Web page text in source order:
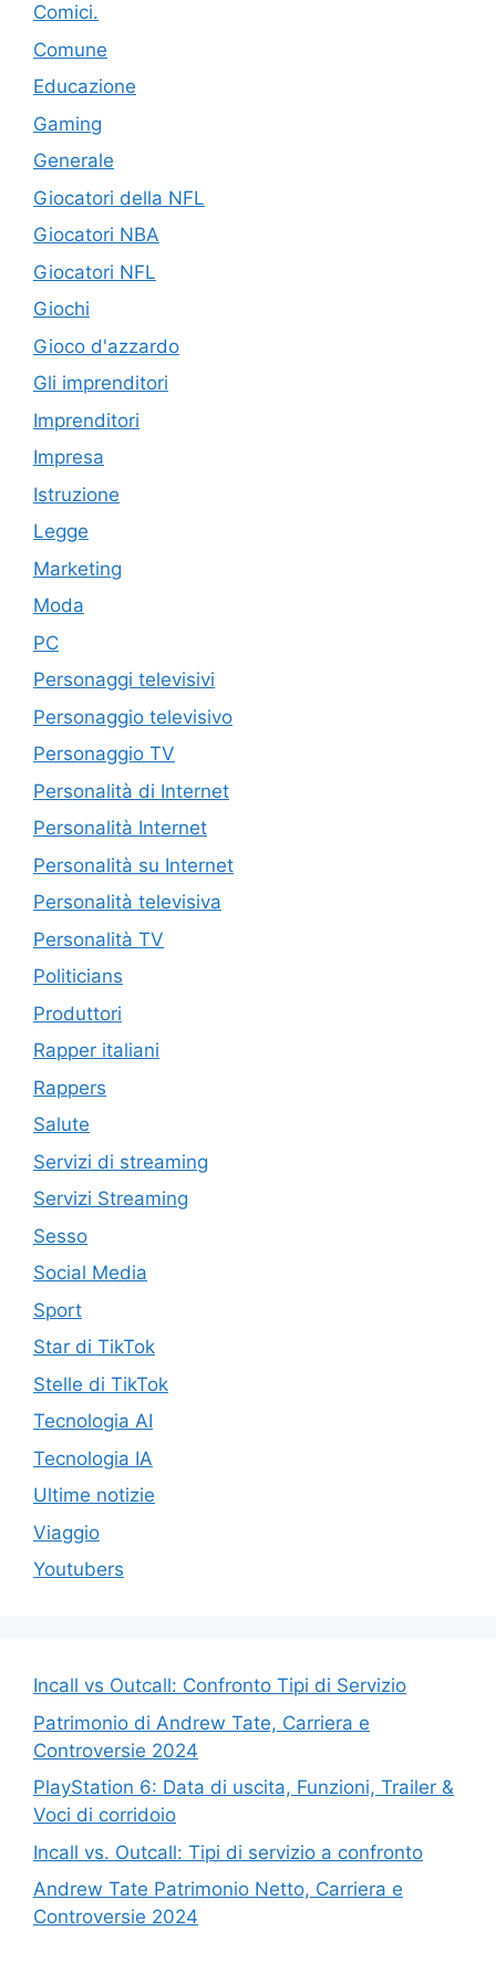
Comici.
Comune
Educazione
Gaming
Generale
Giocatori della NFL
Giocatori NBA
Giocatori NFL
Giochi
Gioco d'azzardo
Gli imprenditori
Imprenditori
Impresa
Istruzione
Legge
Marketing
Moda
PC
Personaggi televisivi
Personaggio televisivo
Personaggio TV
Personalità di Internet
Personalità Internet
Personalità su Internet
Personalità televisiva
Personalità TV
Politicians
Produttori
Rapper italiani
Rappers
Salute
Servizi di streaming
Servizi Streaming
Sesso
Social Media
Sport
Star di TikTok
Stelle di TikTok
Tecnologia AI
Tecnologia IA
Ultime notizie
Viaggio
Youtubers
Incall vs Outcall: Confronto Tipi di Servizio
Patrimonio di Andrew Tate, Carriera e
Controversie 2024
PlayStation 6: Data di uscita, Funzioni, Trailer &
Voci di corridoio
Incall vs. Outcall: Tipi di servizio a confronto
Andrew Tate Patrimonio Netto, Carriera e
Controversie 2024